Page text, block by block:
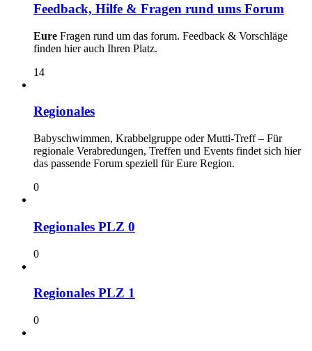
Feedback, Hilfe & Fragen rund ums Forum
Eure Fragen rund um das forum. Feedback & Vorschläge
finden hier auch Ihren Platz.
14
Regionales
Babyschwimmen, Krabbelgruppe oder Mutti-Treff – Für
regionale Verabredungen, Treffen und Events findet sich hier
das passende Forum speziell für Eure Region.
0
Regionales PLZ 0
0
Regionales PLZ 1
0